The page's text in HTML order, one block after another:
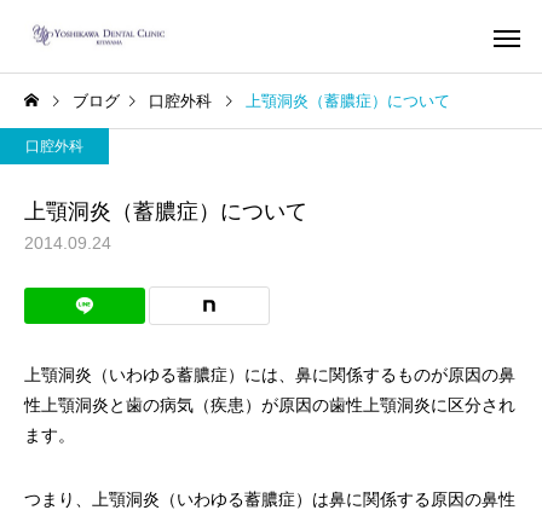
根管治療（歯内療
虫歯治療で治す蓄膿症（歯
性上顎洞炎）
部分歯列矯正、レーザ
歯を削らないセラミッ
ブログ 口腔外科 上顎洞炎（蓄膿症）について
口腔外科
上顎洞炎（蓄膿症）について
2014.09.24
上顎洞炎（いわゆる蓄膿症）には、鼻に関係するものが原因の鼻
性上顎洞炎と歯の病気（疾患）が原因の歯性上顎洞炎に区分され
ます。
つまり、上顎洞炎（いわゆる蓄膿症）は鼻に関係する原因の鼻性